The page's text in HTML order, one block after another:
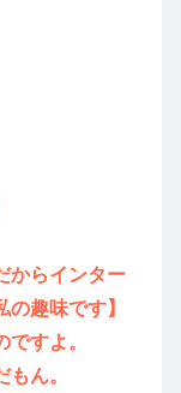
からインター
趣味です】
すよ。
ん。